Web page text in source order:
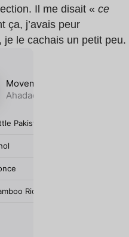
Il me disait « ce
ça, j’avais peur
je le cachais un petit peu.